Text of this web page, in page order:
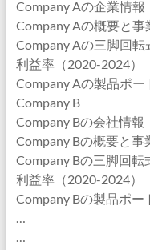
Company Aの企業情報
Company Aの概要と事
Company Aの三脚回
利益率（2020-2024）
Company Aの製品ポー
Company B
Company Bの会社情報
Company Bの概要と事
Company Bの三脚回
利益率（2020-2024）
Company Bの製品ポー
…
…